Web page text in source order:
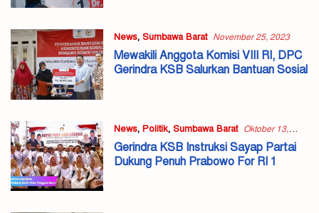
News, Sumbawa Barat November 25, 2023
Mewakili Anggota Komisi VIII RI, DPC
Gerindra KSB Salurkan Bantuan Sosial
News, Politik, Sumbawa Barat
Oktober 13,
2023
Gerindra KSB Instruksi Sayap Partai
Dukung Penuh Prabowo For RI 1